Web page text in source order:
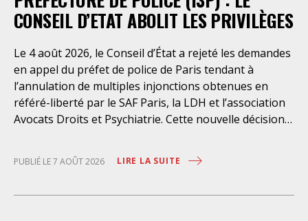
CONSEIL D’ETAT ABOLIT LES PRIVILÈGES
Le 4 août 2026, le Conseil d’État a rejeté les demandes
en appel du préfet de police de Paris tendant à
l’annulation de multiples injonctions obtenues en
référé-liberté par le SAF Paris, la LDH et l’association
Avocats Droits et Psychiatrie. Cette nouvelle décision
personnes retenues à l’infirmerie psychiatrique de la
préfecture de police de Paris. Près d’ici mais loin des
PUBLIÉ LE 7 AOÛT 2026 LIRE LA SUITE